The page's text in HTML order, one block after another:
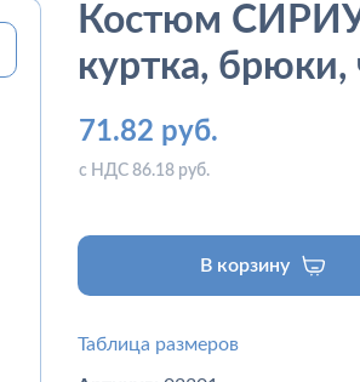
Костюм
куртка,
71.82 руб.
с НДС 86.18 руб.
В корзину
Таблица размеров